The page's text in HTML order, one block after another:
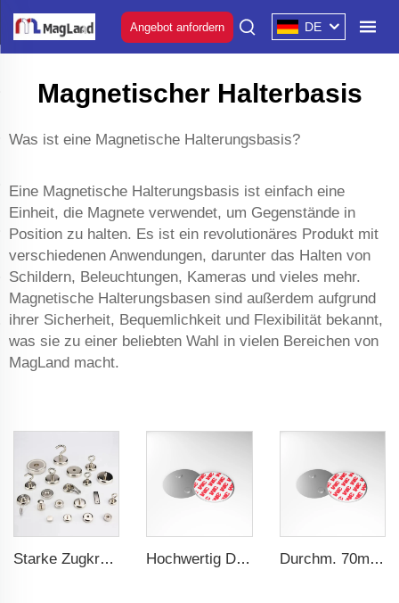
Angebot anfordern DE
Magnetischer Halterbasis
Was ist eine Magnetische Halterungsbasis?
Eine Magnetische Halterungsbasis ist einfach eine
Einheit, die Magnete verwendet, um Gegenstände in
Position zu halten. Es ist ein revolutionäres Produkt mit
verschiedenen Anwendungen, darunter das Halten von
Schildern, Beleuchtungen, Kameras und vieles mehr.
Magnetische Halterungsbasen sind außerdem aufgrund
ihrer Sicherheit, Bequemlichkeit und Flexibilität bekannt,
was sie zu einer beliebten Wahl in vielen Bereichen von
MagLand macht.
Starke Zugkraft Topf-Magnet-Halterung Hochwertig Durchmesser 40 Magnetischer Halter Schnellverschlusssatz Magnetischer Montagepunkt Für Rauchmelder Durchm. 70mm Einfache Bedienung Drahtloser Rauchmelder Magnethalter